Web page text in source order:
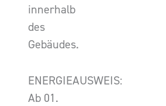
innerhalb
des
Gebäudes.
ENERGIEAUSWEIS:
Ab 01.